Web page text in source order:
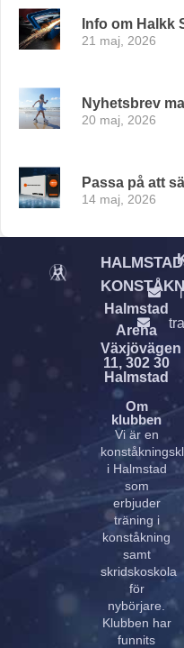
Info om Halkk
21 maj, 2026
Nyhetsbrev
20 maj, 2026
Passa på att
14 maj, 2026
Halmstad
Arena
Växjövägen
11, 302 30
Halmstad
Om
klubben
Vi är en
i Halmstad
som
erbjuder
träning i
konståkning
samt
skridskoskola
för
nybörjare.
Klubben har
funnits